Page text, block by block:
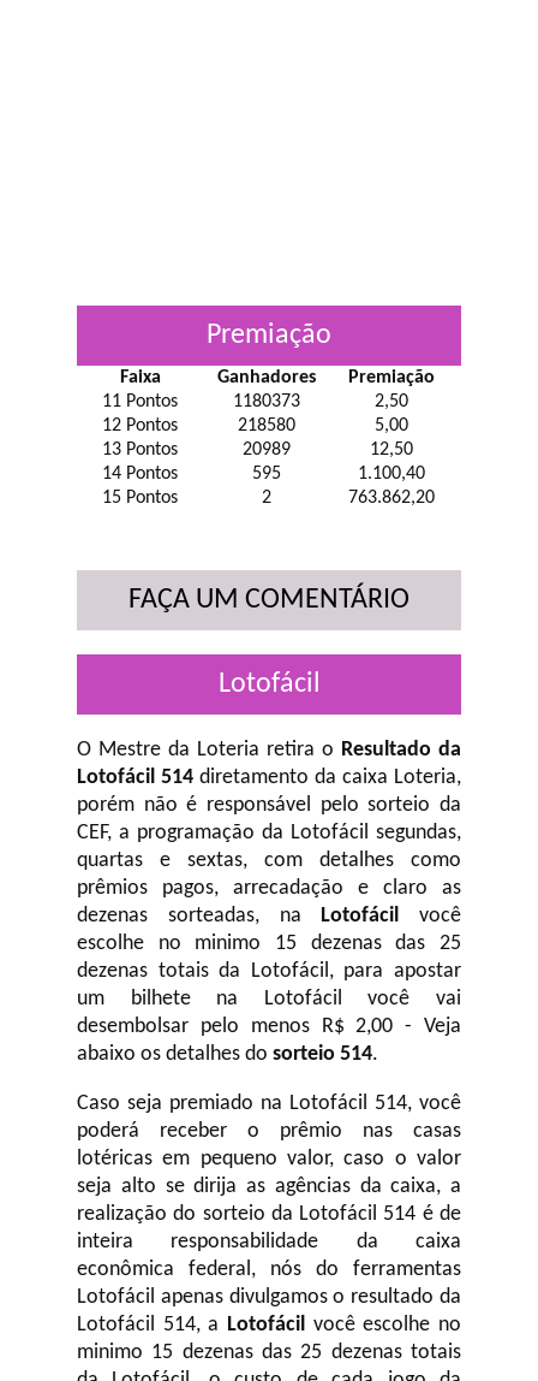
Premiação
Faixa Ganhadores
Premiação
11 Pontos
1180373
2,50
12 Pontos
218580
5,00
13 Pontos
20989
12,50
14 Pontos
595
1.100,40
15 Pontos
2 763.862,20
FAÇA UM COMENTÁRIO
Lotofácil
O Mestre da Loteria retira o Resultado da
Lotofácil 514 diretamento da caixa Loteria,
porém não é responsável pelo sorteio da
CEF, a programação da Lotofácil segundas,
quartas e sextas, com detalhes como
prêmios pagos, arrecadação e claro as
dezenas sorteadas, na Lotofácil você
escolhe no minimo 15 dezenas das 25
dezenas totais da Lotofácil, para apostar
um bilhete na Lotofácil você vai
desembolsar pelo menos R$ 2,00 - Veja
abaixo os detalhes do sorteio 514.
Caso seja premiado na Lotofácil 514, você
poderá receber o prêmio nas casas
lotéricas em pequeno valor, caso o valor
seja alto se dirija as agências da caixa, a
realização do sorteio da Lotofácil 514 é de
inteira responsabilidade da caixa
econômica federal, nós do ferramentas
Lotofácil apenas divulgamos o resultado da
Lotofácil 514, a Lotofácil você escolhe no
minimo 15 dezenas das 25 dezenas totais